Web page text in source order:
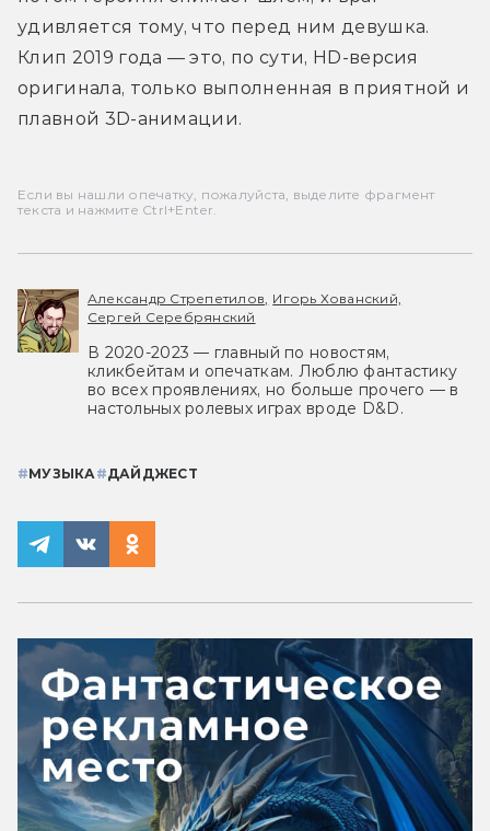
удивляется тому, что перед ним девушка.
Клип 2019 года — это, по сути, HD-версия
оригинала, только выполненная в приятной и
плавной 3D-анимации.
Если вы нашли опечатку, пожалуйста, выделите фрагмент
текста и нажмите Ctrl+Enter.
Александр Стрепетилов, Игорь Хованский,
Сергей Серебрянский
В 2020-2023 — главный по новостям,
кликбейтам и опечаткам. Люблю фантастику
во всех проявлениях, но больше прочего — в
настольных ролевых играх вроде D&D.
#МУЗЫКА#ДАЙДЖЕСТ